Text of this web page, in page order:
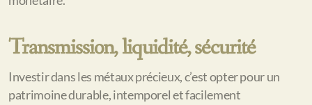
Transmission, liquidité, sécurité
Investir dans les métaux précieux, c’est opter pour un
patrimoine durable, intemporel et facilement